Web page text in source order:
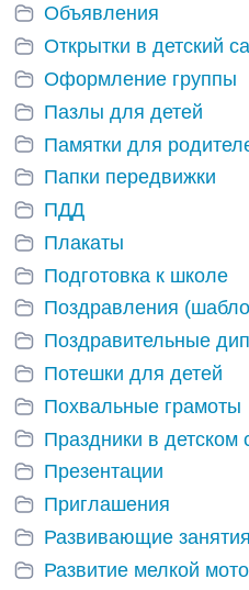
Объявления
Открытки в детский
Оформление группы
Пазлы для детей
Памятки для
Папки передвижки
ПДД
Плакаты
Подготовка к школе
Поздравления
Поздравительные
Потешки для детей
Похвальные грамоты
Праздники в детском
Презентации
Приглашения
Развивающие занятия
Развитие мелкой